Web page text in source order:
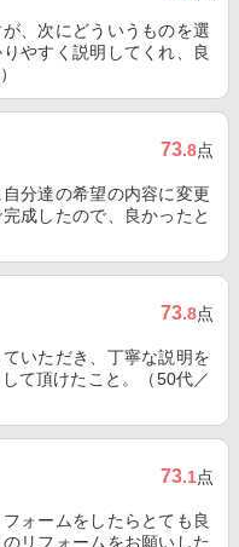
、次にどういうものを選
やすく説明してくれ、良
73.8点
分達の希望の内容に変更
成したので、良かったと
73.8点
いただき、丁寧な説明を
て頂けたこと。（50代／
73.1点
ォームをしたらとても良
リフォームをお願いした